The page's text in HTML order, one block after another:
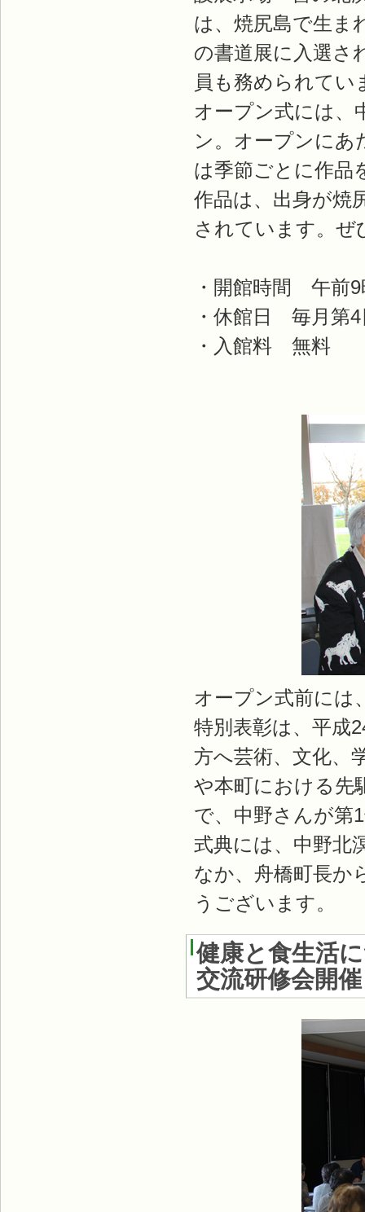
は、焼尻島で生ま
の書道展に入選さ
員も務められてい
オープン式には、
ン。オープンにあ
は季節ごとに作品
作品は、出身が焼
されています。ぜ
・開館時間 午前
・休館日 毎月第4
・入館料 無料
オープン式前には
特別表彰は、平成
方へ芸術、文化、
や本町における先
で、中野さんが第
式典には、中野北
なか、舟橋町長か
うございます。
健康と食生活
交流研修会開催